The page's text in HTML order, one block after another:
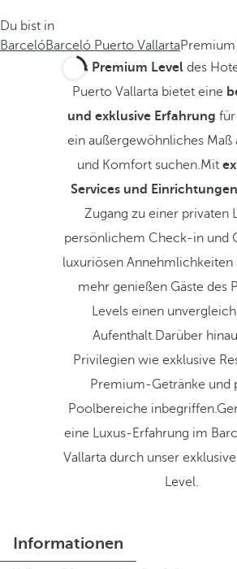
Du bist in
BarcelóBarceló Puerto Vallarta
Das Premium Leveldes
Puerto Vallarta bietet eine
und exklusive Erfahrung für
ein außergewöhnliches Maß
und Komfort suchen.Mit
Services und
Zugang zu einer privaten
persönlichem Check-in und
luxuriösen Annehmlichkeiten
mehr genießen Gäste des
Levels einen
Aufenthalt.Darüber
Privilegien wie exklusive
Premium-Getränke und
Poolbereiche
eine Luxus-Erfahrung im
Vallarta durch unser
Level.
Informationen